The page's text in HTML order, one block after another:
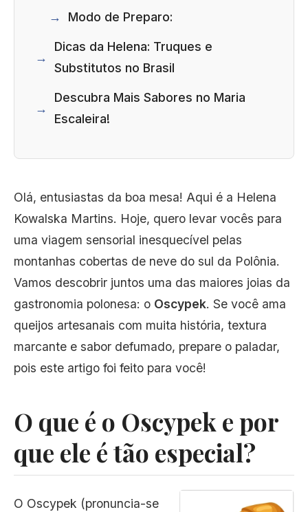
Modo de Preparo:
Dicas da Helena: Truques e
Substitutos no Brasil
Descubra Mais Sabores no Maria
Escaleira!
Olá, entusiastas da boa mesa! Aqui é a Helena
Kowalska Martins. Hoje, quero levar vocês para
uma viagem sensorial inesquecível pelas
montanhas cobertas de neve do sul da Polônia.
Vamos descobrir juntos uma das maiores joias da
gastronomia polonesa: o Oscypek. Se você ama
queijos artesanais com muita história, textura
marcante e sabor defumado, prepare o paladar,
pois este artigo foi feito para você!
O que é o Oscypek e por
que ele é tão especial?
O Oscypek (pronuncia-se